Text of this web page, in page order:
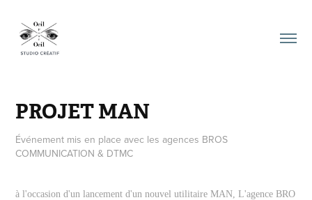
PROJET MAN
Événement mis en place avec les agences BROS
COMMUNICATION & DTMC
à l'occasion d'un lancement d'un nouvel utilitaire MAN, L'agence BRO